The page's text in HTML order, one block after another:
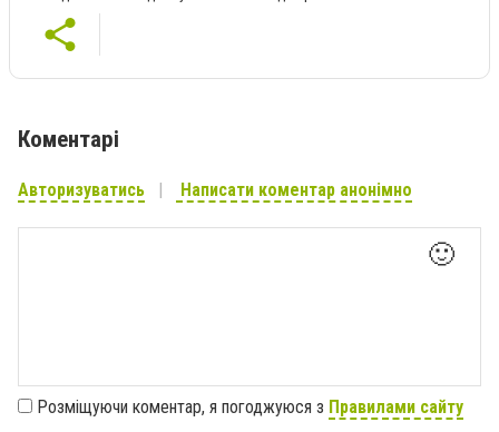
Коментарі
Авторизуватись Написати коментар анонімно
🙂
Розміщуючи коментар, я погоджуюся з Правилами сайту